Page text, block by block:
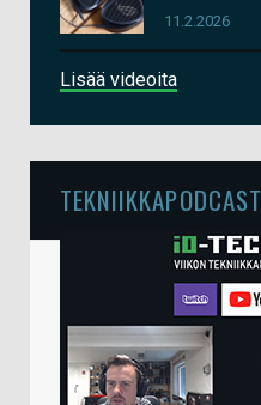
11.2.2026
Lisää videoita
TEKNIIKKAPODCAST